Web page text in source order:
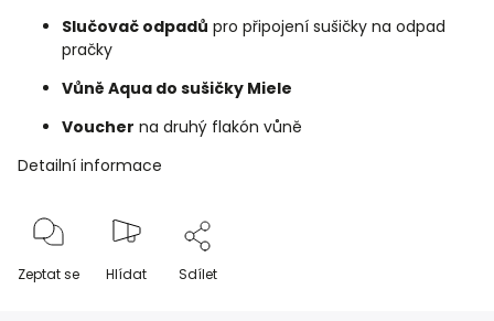
Slučovač odpadů pro připojení sušičky na odpad
pračky
Vůně Aqua do sušičky Miele
Voucher na druhý flakón vůně
Detailní informace
Zeptat se Hlídat Sdílet